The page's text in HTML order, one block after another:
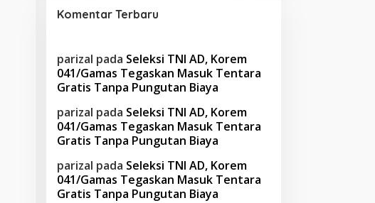
Komentar Terbaru
parizal pada Seleksi TNI AD, Korem
041/Gamas Tegaskan Masuk Tentara
Gratis Tanpa Pungutan Biaya
parizal pada Seleksi TNI AD, Korem
041/Gamas Tegaskan Masuk Tentara
Gratis Tanpa Pungutan Biaya
parizal pada Seleksi TNI AD, Korem
041/Gamas Tegaskan Masuk Tentara
Gratis Tanpa Pungutan Biaya